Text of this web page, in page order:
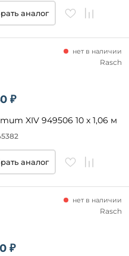
аналог
₽
XIV 949506 10 x 1,06 м
нет в наличии
Rasch
аналог
₽
нет в наличии
Rasch